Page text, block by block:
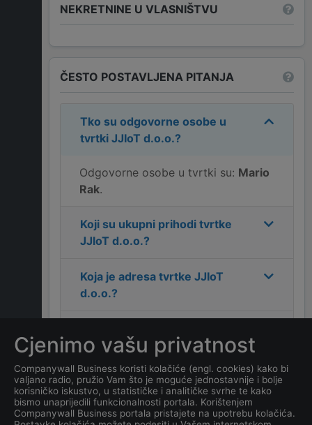
NEKRETNINE U VLASNIŠTVU
ČESTO POSTAVLJENA PITANJA
Tko su odgovorne osobe u
tvrtki JJIoT d.o.o.?
Odgovorne osobe u tvrtki su: Mario
Rak.
Koji su ukupni prihodi tvrtke
JJIoT d.o.o.?
Koja je adresa tvrtke JJIoT
d.o.o.?
d.o.o.?
Koliko ima zaposlenih
kompanijaJJIoT d.o.o.?
Cjenimo vašu privatnost
Companywall Business koristi kolačiće (engl. cookies) kako bi
valjano radio, pružio Vam što je moguće jednostavnije i bolje
korisničko iskustvo, u statističke i analitičke svrhe te kako
bismo unaprijedili funkcionalnosti portala. Korištenjem
Companywall Business portala pristajete na upotrebu kolačića.